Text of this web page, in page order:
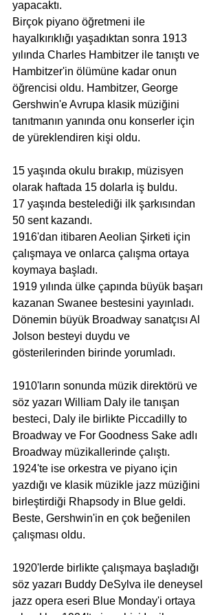
yapacaktı.
Birçok piyano öğretmeni ile
hayalkırıklığı yaşadıktan sonra 1913
yılında Charles Hambitzer ile tanıştı ve
Hambitzer'in ölümüne kadar onun
öğrencisi oldu. Hambitzer, George
Gershwin'e Avrupa klasik müziğini
tanıtmanın yanında onu konserler için
de yüreklendiren kişi oldu.
15 yaşında okulu bırakıp, müzisyen
olarak haftada 15 dolarla iş buldu.
17 yaşında bestelediği ilk şarkısından
50 sent kazandı.
1916'dan itibaren Aeolian Şirketi için
çalışmaya ve onlarca çalışma ortaya
koymaya başladı.
1919 yılında ülke çapında büyük başarı
kazanan Swanee bestesini yayınladı.
Dönemin büyük Broadway sanatçısı Al
Jolson besteyi duydu ve
gösterilerinden birinde yorumladı.
1910'ların sonunda müzik direktörü ve
söz yazarı William Daly ile tanışan
besteci, Daly ile birlikte Piccadilly to
Broadway ve For Goodness Sake adlı
Broadway müzikallerinde çalıştı.
1924'te ise orkestra ve piyano için
yazdığı ve klasik müzikle jazz müziğini
birleştirdiği Rhapsody in Blue geldi.
Beste, Gershwin'in en çok beğenilen
çalışması oldu.
1920'lerde birlikte çalışmaya başladığı
söz yazarı Buddy DeSylva ile deneysel
jazz opera eseri Blue Monday'i ortaya